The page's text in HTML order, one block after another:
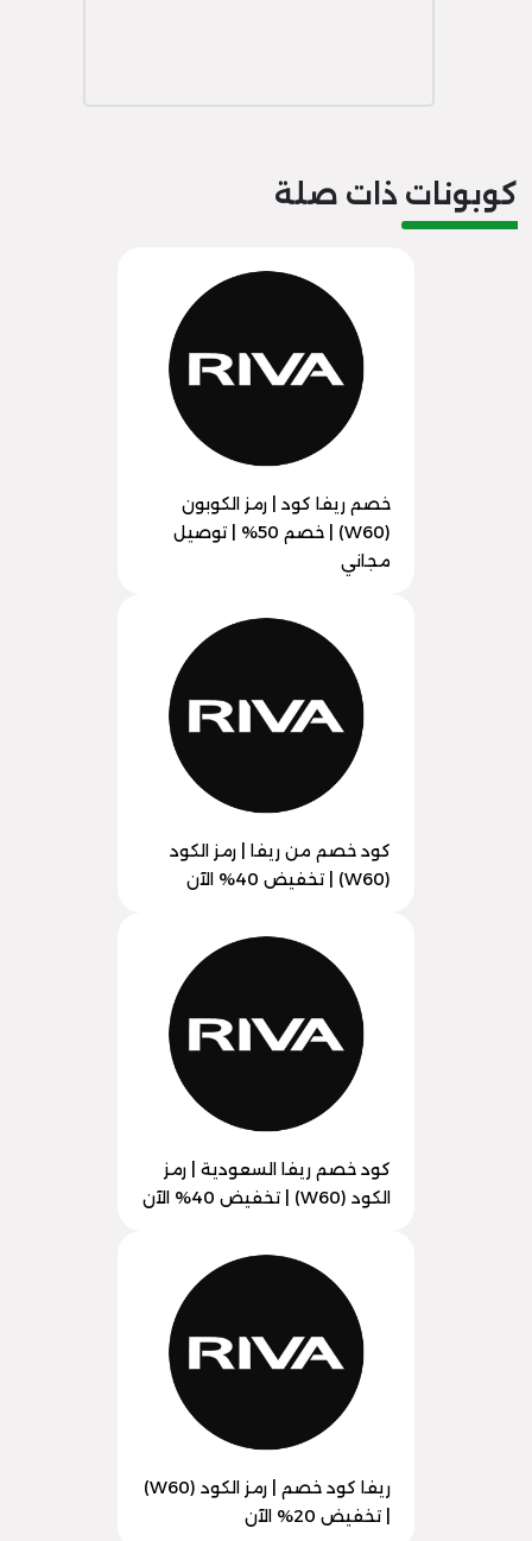
كوبونات ذات صلة
خصم ريفا كود | رمز الكوبون
(W60) | خصم 50% | توصيل
مجاني
كود خصم من ريفا | رمز الكود
(W60) | تخفيض 40% الآن
كود خصم ريفا السعودية | رمز
الكود (W60) | تخفيض 40% الآن
ريفا كود خصم | رمز الكود (W60)
| تخفيض 20% الآن